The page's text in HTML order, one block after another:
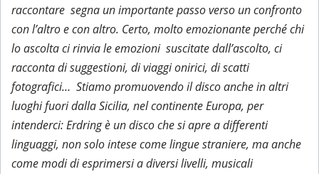
raccontare segna un importante passo verso un confronto
con l’altro e con altro. Certo, molto emozionante perché chi
lo ascolta ci rinvia le emozioni suscitate dall’ascolto, ci
racconta di suggestioni, di viaggi onirici, di scatti
fotografici… Stiamo promuovendo il disco anche in altri
luoghi fuori dalla Sicilia, nel continente Europa, per
intenderci: Erdring è un disco che si apre a differenti
linguaggi, non solo intese come lingue straniere, ma anche
come modi di esprimersi a diversi livelli, musicali